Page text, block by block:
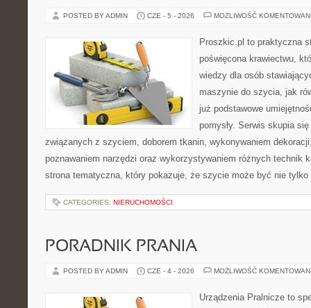
POSTED BY ADMIN CZE - 5 - 2026 MOŻLIWOŚĆ
Proszkic.pl to praktyczna
poświęcona krawiectwu,
wiedzy dla osób
maszynie do szycia, jak
już podstawowe
pomysły. Serwis skupia
związanych z szyciem, doborem tkanin, wykonywaniem
poznawaniem narzędzi oraz wykorzystywaniem różnych technik
strona tematyczna, który pokazuje, że szycie może być nie
CATEGORIES: NIERUCHOMOŚCI
PORADNIK PRANIA
POSTED BY ADMIN CZE - 4 - 2026 MOŻLIWOŚĆ
Urządzenia Pralnicze to